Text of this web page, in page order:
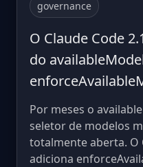
governance
O Claude Code
do
Por meses o
seletor de modelos
totalmente aberta. O
adiciona